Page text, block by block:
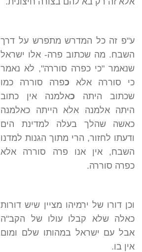
ע"פ זה כל המדרש מתפרש על דרך
השבח. מה שכתוב פרה- אלו ישראל
שנאמר "כי כפרה סוררה", לא נאמר
כי סוררה אלא כפרה סוררה כמו
שכתוב היתה כאלמנה אין כתוב
היתה אלמנה אלא הייתה כאלמנה
כאשה שהלך בעלה למדינת הים
ודעתו לחזור, הרי מתוך הגנות למדנו
השבח, אין אנו פרה סוררה אלא
כפרה סוררה.
וכן דורו של ירמיהו מציין שיש דורות
כאלה שלא קבלו עולו של הקב"ה
אבל עם ישראל במהותו שלם ומום
אין בו.